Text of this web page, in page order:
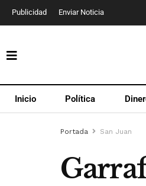
Publicidad Enviar Noticia
Inicio Política
Portada San Juan